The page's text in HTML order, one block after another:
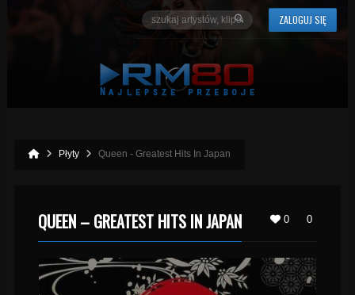
ZALOGUJ SIĘ
Płyty Queen - Greatest Hits In Japan
0 0
QUEEN – GREATEST HITS IN JAPAN